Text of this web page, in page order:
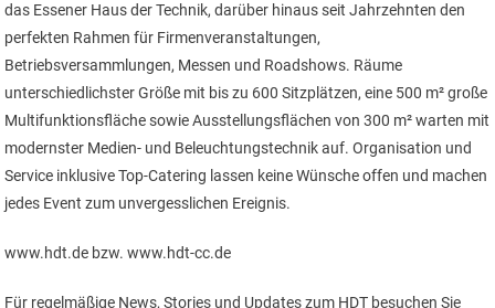
das Essener Haus der Technik, darüber hinaus seit Jahrzehnten den
perfekten Rahmen für Firmenveranstaltungen,
Betriebsversammlungen, Messen und Roadshows. Räume
unterschiedlichster Größe mit bis zu 600 Sitzplätzen, eine 500 m² große
Multifunktionsfläche sowie Ausstellungsflächen von 300 m² warten mit
modernster Medien- und Beleuchtungstechnik auf. Organisation und
Service inklusive Top-Catering lassen keine Wünsche offen und machen
jedes Event zum unvergesslichen Ereignis.
www.hdt.de bzw. www.hdt-cc.de
Für regelmäßige News, Stories und Updates zum HDT besuchen Sie